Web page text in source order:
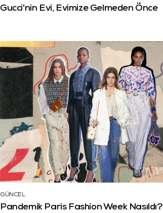
Gucci'nin Evi, Evimize Gelmeden Önce
GÜNCEL
Pandemik Paris Fashion Week Nasıldı?